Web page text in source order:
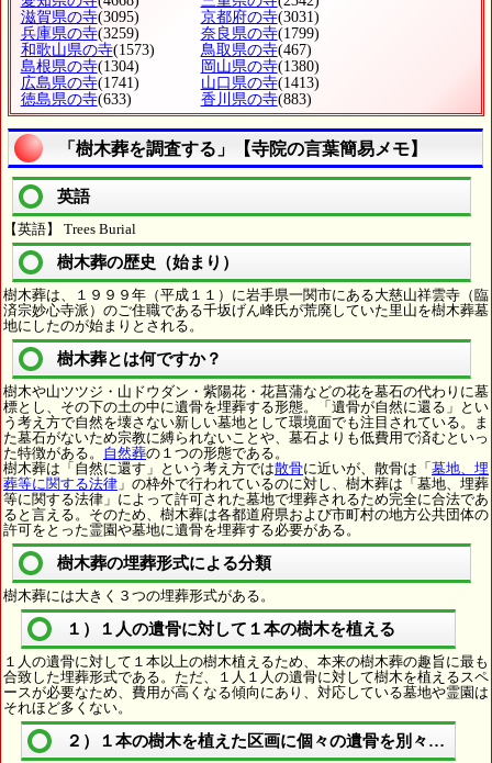
滋賀県の寺(3095) 京都府の寺(3031)
兵庫県の寺(3259) 奈良県の寺(1799)
和歌山県の寺(1573) 鳥取県の寺(467)
島根県の寺(1304) 岡山県の寺(1380)
広島県の寺(1741) 山口県の寺(1413)
徳島県の寺(633) 香川県の寺(883)
「樹木葬を調査する」【寺院の言葉簡易メモ】
英語
【英語】 Trees Burial
樹木葬の歴史（始まり）
樹木葬は、１９９９年（平成１１）に岩手県一関市にある大慈山祥雲寺（臨
済宗妙心寺派）のご住職である千坂げん峰氏が荒廃していた里山を樹木葬墓
地にしたのが始まりとされる。
樹木葬とは何ですか？
樹木や山ツツジ・山ドウダン・紫陽花・花菖蒲などの花を墓石の代わりに墓
標とし、その下の土の中に遺骨を埋葬する形態。「遺骨が自然に還る」とい
う考え方で自然を壊さない新しい墓地として環境面でも注目されている。ま
た墓石がないため宗教に縛られないことや、墓石よりも低費用で済むといっ
た特徴がある。 自然葬の１つの形態である。
樹木葬は「自然に還す」という考え方では散骨に近いが、散骨は「 墓地、埋
葬等に関する法律 」の枠外で行われているのに対し、樹木葬は「墓地、埋葬
等に関する法律」によって許可された墓地で埋葬されるため完全に合法であ
ると言える。そのため、樹木葬は各都道府県および市町村の地方公共団体の
許可をとった霊園や墓地に遺骨を埋葬する必要がある。
樹木葬の埋葬形式による分類
樹木葬には大きく３つの埋葬形式がある。
１）１人の遺骨に対して１本の樹木を植える
１人の遺骨に対して１本以上の樹木植えるため、本来の樹木葬の趣旨に最も
合致した埋葬形式である。ただ、１人１人の遺骨に対して樹木を植えるスペ
ースが必要なため、費用が高くなる傾向にあり、対応している墓地や霊園は
それほど多くない。
２）１本の樹木を植えた区画に個々の遺骨を別々に埋葬